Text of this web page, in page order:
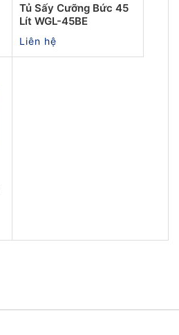
Tủ Sấy Cưỡng Bức 45
Lít WGL-45BE
Liên hệ